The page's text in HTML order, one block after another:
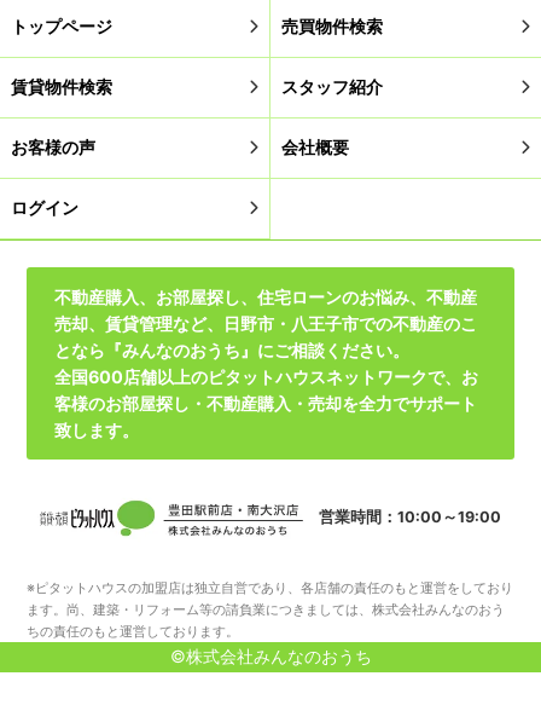
トップページ 売買物件検索
賃貸物件検索 スタッフ紹介
お客様の声 会社概要
ログイン
不動産購入、お部屋探し、住宅ローンのお悩み、不動産
売却、賃貸管理など、日野市・八王子市での不動産のこ
となら『みんなのおうち』にご相談ください。
全国600店舗以上のピタットハウスネットワークで、お
客様のお部屋探し・不動産購入・売却を全力でサポート
致します。
営業時間：10:00～19:00
※ピタットハウスの加盟店は独立自営であり、各店舗の責任のもと運営をしており
ます。尚、建築・リフォーム等の請負業につきましては、株式会社みんなのおう
ちの責任のもと運営しております。
©株式会社みんなのおうち